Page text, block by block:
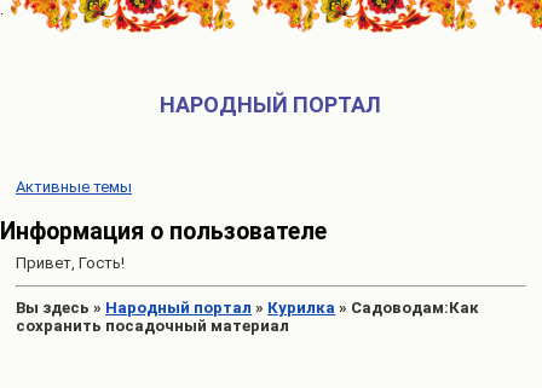
НАРОДНЫЙ ПОРТАЛ
Активные темы
Информация о пользователе
Привет, Гость!
Вы здесь » Народный портал » Курилка » Садоводам:Как
сохранить посадочный материал